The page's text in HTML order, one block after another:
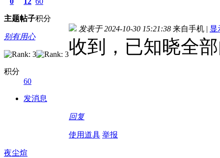
主题帖子积分
别有用心
积分
60
发消息
发表于 2024-10-30 15:21:38 来自手机 | 显
收到，已知晓全
回复
使用道具 举报
夜尘煊